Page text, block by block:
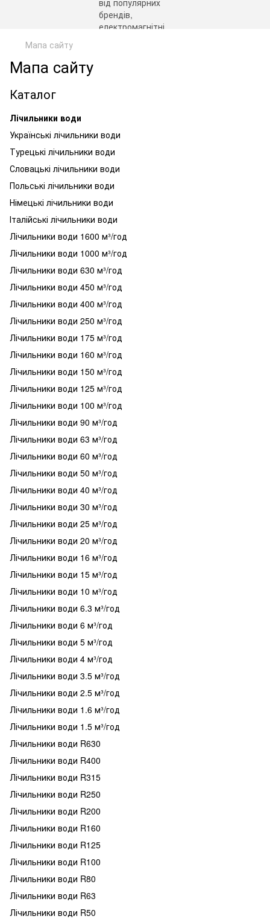
Мапа сайту
Мапа сайту
Каталог
Лічильники води
Українські лічильники води
Турецькі лічильники води
Словацькі лічильники води
Польські лічильники води
Німецькі лічильники води
Італійські лічильники води
Лічильники води 1600 м³/год
Лічильники води 1000 м³/год
Лічильники води 630 м³/год
Лічильники води 450 м³/год
Лічильники води 400 м³/год
Лічильники води 250 м³/год
Лічильники води 175 м³/год
Лічильники води 160 м³/год
Лічильники води 150 м³/год
Лічильники води 125 м³/год
Лічильники води 100 м³/год
Лічильники води 90 м³/год
Лічильники води 63 м³/год
Лічильники води 60 м³/год
Лічильники води 50 м³/год
Лічильники води 40 м³/год
Лічильники води 30 м³/год
Лічильники води 25 м³/год
Лічильники води 20 м³/год
Лічильники води 16 м³/год
Лічильники води 15 м³/год
Лічильники води 10 м³/год
Лічильники води 6.3 м³/год
Лічильники води 6 м³/год
Лічильники води 5 м³/год
Лічильники води 4 м³/год
Лічильники води 3.5 м³/год
Лічильники води 2.5 м³/год
Лічильники води 1.6 м³/год
Лічильники води 1.5 м³/год
Лічильники води R630
Лічильники води R400
Лічильники води R315
Лічильники води R250
Лічильники води R200
Лічильники води R160
Лічильники води R125
Лічильники води R100
Лічильники води R80
Лічильники води R63
Лічильники води R50